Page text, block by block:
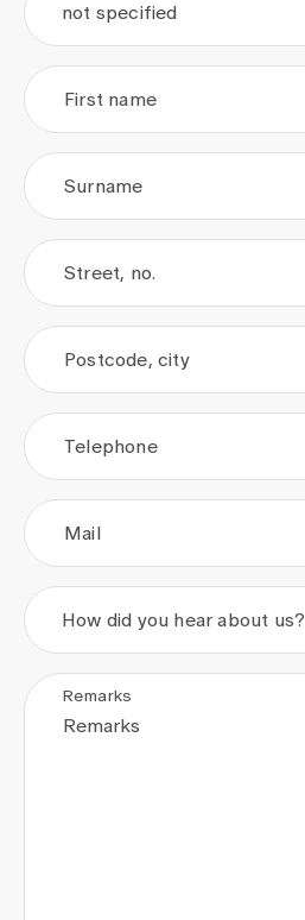
not specified
First name
Surname
Street, no.
Postcode, city
Telephone
Mail
How did you hear about us?
Remarks